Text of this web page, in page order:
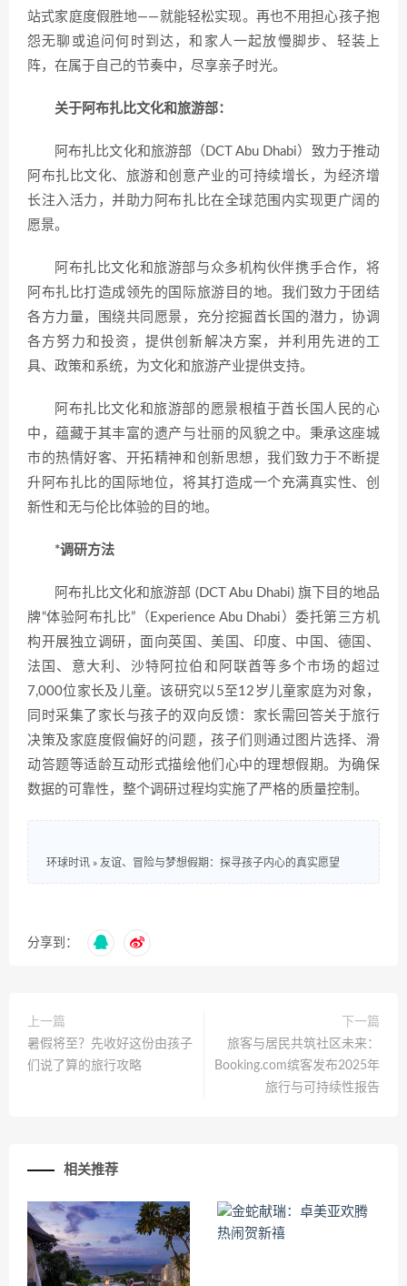
站式家庭度假胜地——就能轻松实现。再也不用担心孩子抱
怨无聊或追问何时到达，和家人一起放慢脚步、轻装上
阵，在属于自己的节奏中，尽享亲子时光。
关于阿布扎比文化和旅游部：
阿布扎比文化和旅游部（DCT Abu Dhabi）致力于推动
阿布扎比文化、旅游和创意产业的可持续增长，为经济增
长注入活力，并助力阿布扎比在全球范围内实现更广阔的
愿景。
阿布扎比文化和旅游部与众多机构伙伴携手合作，将
阿布扎比打造成领先的国际旅游目的地。我们致力于团结
各方力量，围绕共同愿景，充分挖掘酋长国的潜力，协调
各方努力和投资，提供创新解决方案，并利用先进的工
具、政策和系统，为文化和旅游产业提供支持。
阿布扎比文化和旅游部的愿景根植于酋长国人民的心
中，蕴藏于其丰富的遗产与壮丽的风貌之中。秉承这座城
市的热情好客、开拓精神和创新思想，我们致力于不断提
升阿布扎比的国际地位，将其打造成一个充满真实性、创
新性和无与伦比体验的目的地。
*调研方法
阿布扎比文化和旅游部 (DCT Abu Dhabi) 旗下目的地品
牌“体验阿布扎比”（Experience Abu Dhabi）委托第三方机
构开展独立调研，面向英国、美国、印度、中国、德国、
法国、意大利、沙特阿拉伯和阿联酋等多个市场的超过
7,000位家长及儿童。该研究以5至12岁儿童家庭为对象，
同时采集了家长与孩子的双向反馈：家长需回答关于旅行
决策及家庭度假偏好的问题，孩子们则通过图片选择、滑
动答题等适龄互动形式描绘他们心中的理想假期。为确保
数据的可靠性，整个调研过程均实施了严格的质量控制。
环球时讯 » 友谊、冒险与梦想假期：探寻孩子内心的真实愿望
分享到：
上一篇
暑假将至？先收好这份由孩子
们说了算的旅行攻略
下一篇
旅客与居民共筑社区未来：
Booking.com缤客发布2025年
旅行与可持续性报告
相关推荐